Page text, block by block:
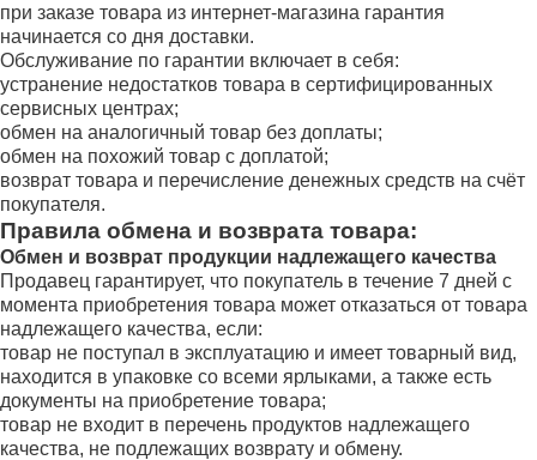
при заказе товара из интернет-магазина гарантия
начинается со дня доставки.
Обслуживание по гарантии включает в себя:
устранение недостатков товара в сертифицированных
сервисных центрах;
обмен на аналогичный товар без доплаты;
обмен на похожий товар с доплатой;
возврат товара и перечисление денежных средств на счёт
покупателя.
Правила обмена и возврата товара:
Обмен и возврат продукции надлежащего качества
Продавец гарантирует, что покупатель в течение 7 дней с
момента приобретения товара может отказаться от товара
надлежащего качества, если:
товар не поступал в эксплуатацию и имеет товарный вид,
находится в упаковке со всеми ярлыками, а также есть
документы на приобретение товара;
товар не входит в перечень продуктов надлежащего
качества, не подлежащих возврату и обмену.